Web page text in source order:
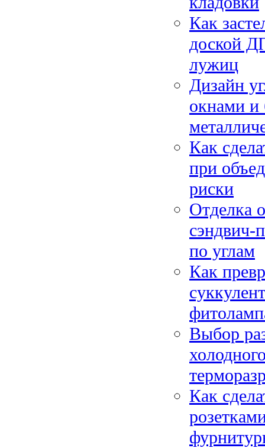
Как
доской
лужиц
Дизайн
окнами и
Как
при
риски
Отделка
сэндвич-
по углам
Как
Выбор
Как